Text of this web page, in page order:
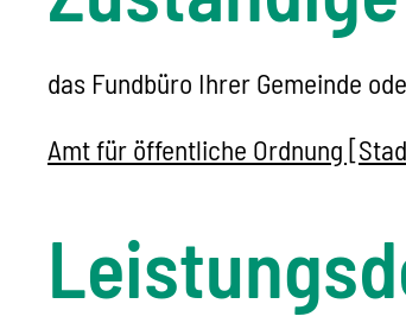
das Fundbüro Ihrer Gemeinde
Amt für öffentliche Ordnung